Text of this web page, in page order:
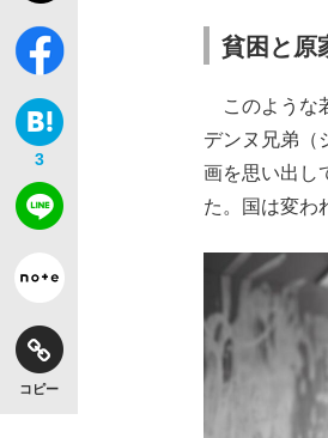
3
コピー
貧困と原
このような
デンヌ兄弟（
画を思い出し
た。国は変わ